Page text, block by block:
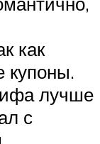
как
купоны.
лучше
с